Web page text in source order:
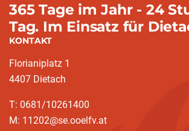
365 Tage im Jahr - 24
Tag. Im Einsatz für
KONTAKT
Florianiplatz 1
4407 Dietach
T: 0681/10261400
M: 11202@se.ooelfv.at